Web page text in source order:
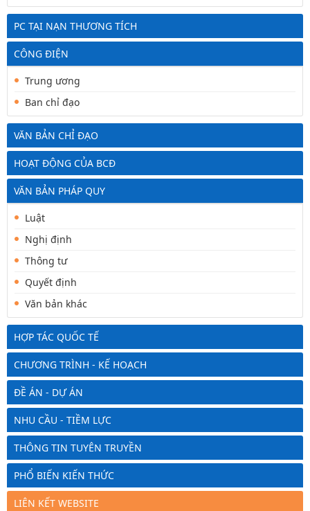
PC TẠI NẠN THƯƠNG TÍCH
CÔNG ĐIỆN
Trung ương
Ban chỉ đạo
VĂN BẢN CHỈ ĐẠO
HOẠT ĐỘNG CỦA BCĐ
VĂN BẢN PHÁP QUY
Luật
Nghị định
Thông tư
Quyết định
Văn bản khác
HỢP TÁC QUỐC TẾ
CHƯƠNG TRÌNH - KẾ HOẠCH
ĐỀ ÁN - DỰ ÁN
NHU CẦU - TIỀM LỰC
THÔNG TIN TUYÊN TRUYỀN
PHỔ BIẾN KIẾN THỨC
LIÊN KẾT WEBSITE